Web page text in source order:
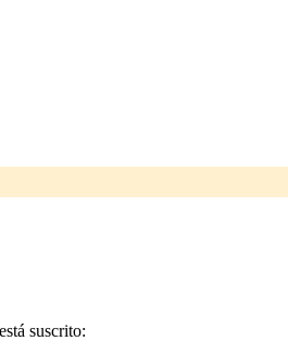
suscrito: